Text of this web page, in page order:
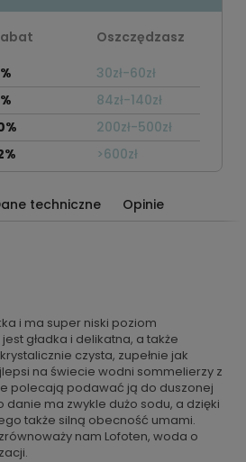
Oszczędzasz
30zł-60zł
84zł-140zł
200zł-500zł
>600zł
techniczne Opinie
i ma super niski poziom
gładka i delikatna, a także
czysta, zupełnie jak
na świecie wodni sommelierzy z
polecają podawać ją do duszonej
danie ma zwykle dużo sodu, a dzięki
także silną obecność umami.
nam Lofoten, woda o